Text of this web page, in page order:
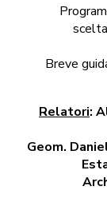
Breve
Relatori:
Geom.